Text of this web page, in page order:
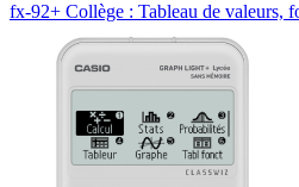
fx-92+ Collège : Tableau de valeurs,